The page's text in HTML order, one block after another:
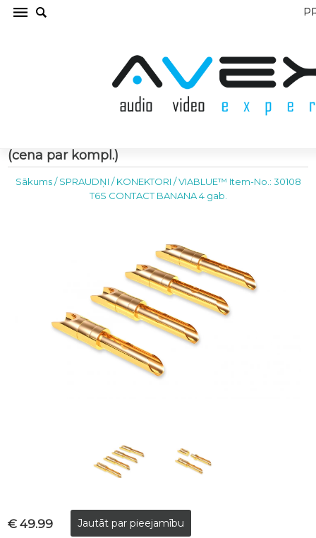
(cena par kompl.)
Sākums/SPRAUDŅI / KONEKTORI /VIABLUE™ Item-No.: 30108
T6S CONTACT BANANA 4 gab.
€ 49.99